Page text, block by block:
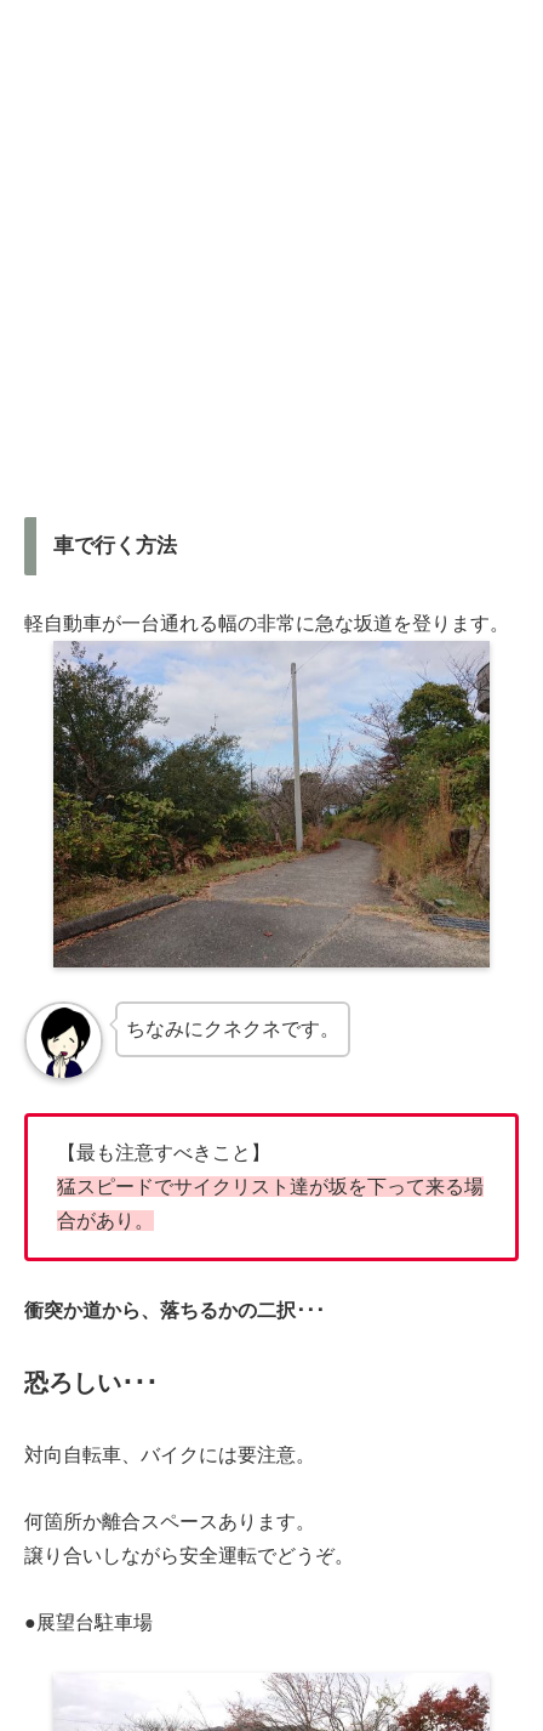
車で行く方法
軽自動車が一台通れる幅の非常に急な坂道を登ります。
ちなみにクネクネです。
【最も注意すべきこと】
猛スピードでサイクリスト達が坂を下って来る場
合があり。
衝突か道から、落ちるかの二択･･･
恐ろしい･･･
対向自転車、バイクには要注意。
何箇所か離合スペースあります。
譲り合いしながら安全運転でどうぞ。
●展望台駐車場